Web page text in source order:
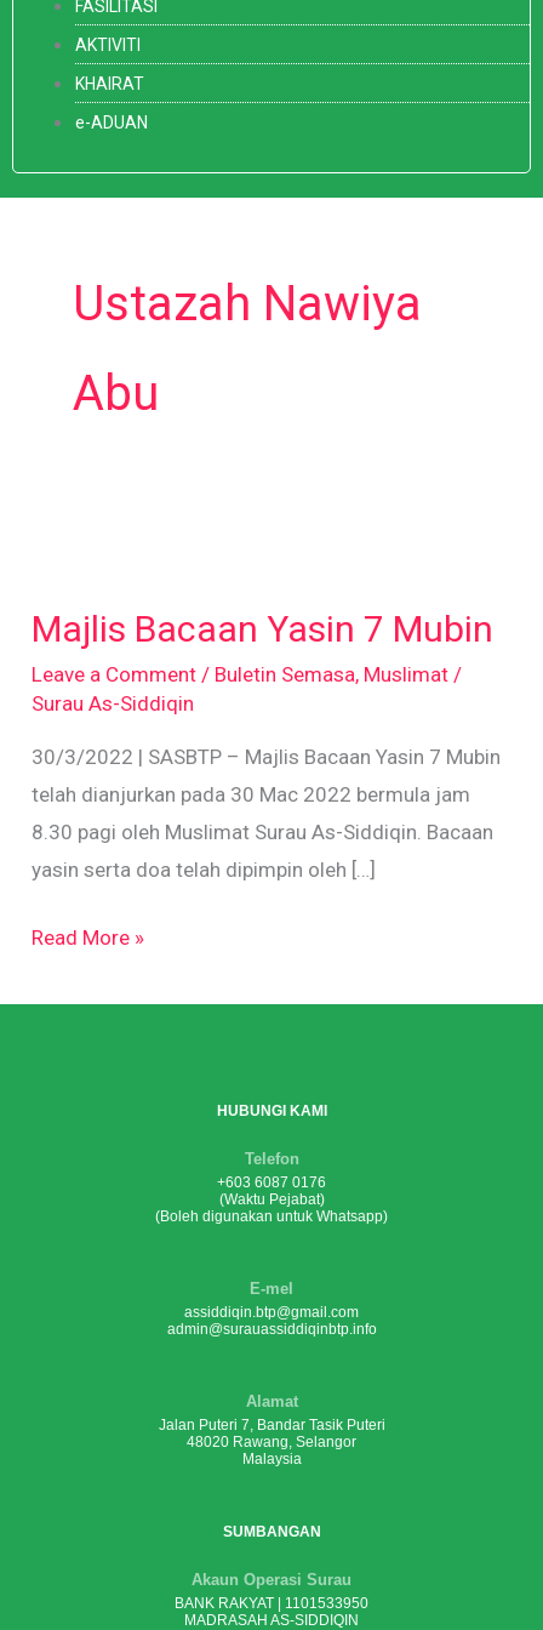
FASILITASI
AKTIVITI
KHAIRAT
e-ADUAN
Ustazah Nawiya
Abu
Majlis Bacaan Yasin 7 Mubin
Leave a Comment / Buletin Semasa, Muslimat /
Surau As-Siddiqin
30/3/2022 | SASBTP – Majlis Bacaan Yasin 7 Mubin
telah dianjurkan pada 30 Mac 2022 bermula jam
8.30 pagi oleh Muslimat Surau As-Siddiqin. Bacaan
yasin serta doa telah dipimpin oleh […]
Yasin
7
Mubin
Read More »
HUBUNGI KAMI
Telefon
+603 6087 0176
(Waktu Pejabat)
(Boleh digunakan untuk Whatsapp)
E-mel
assiddiqin.btp@gmail.com
admin@surauassiddiqinbtp.info
Alamat
Jalan Puteri 7, Bandar Tasik Puteri
48020 Rawang, Selangor
Malaysia
SUMBANGAN
Akaun Operasi Surau
BANK RAKYAT | 1101533950
MADRASAH AS-SIDDIQIN